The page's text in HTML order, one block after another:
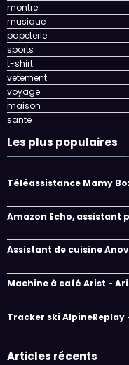
montre
musique
papeterie
sports
t-shirt
vetement
voyage
maison
sante
Les plus populaires
Téléassistance Mamy
Amazon Echo, assistant
Assistant de cuisine
Machine à café Arist -
Tracker ski AlpineReplay
Articles récents